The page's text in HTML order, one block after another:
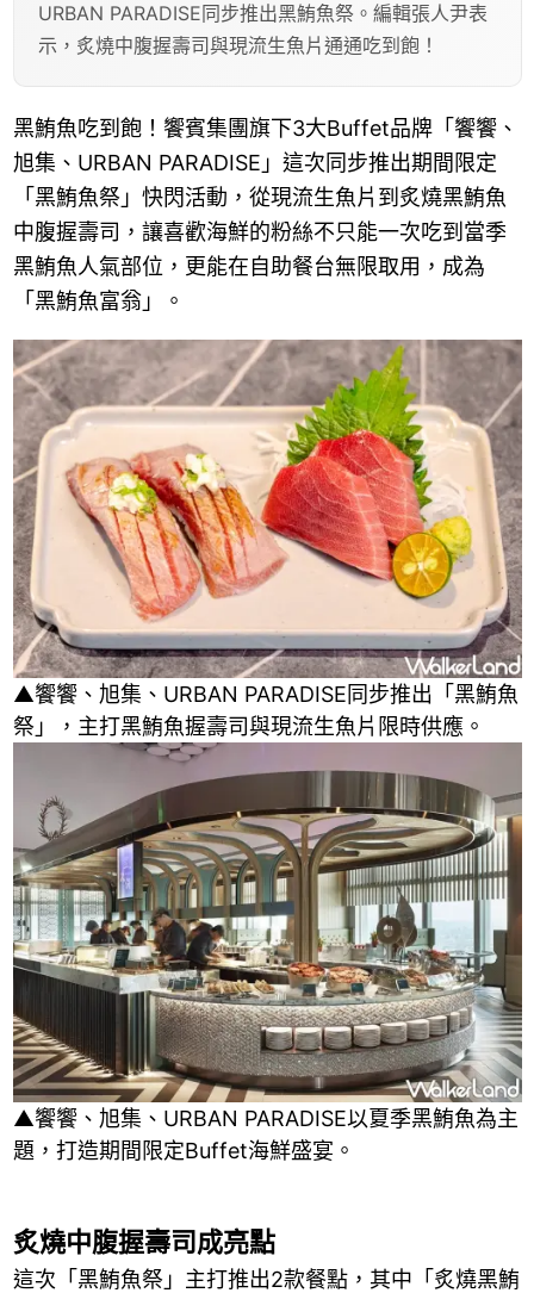
URBAN PARADISE同步推出黑鮪魚祭。編輯張人尹表
示，炙燒中腹握壽司與現流生魚片通通吃到飽！
黑鮪魚吃到飽！饗賓集團旗下3大Buffet品牌「饗饗、
旭集、URBAN PARADISE」這次同步推出期間限定
「黑鮪魚祭」快閃活動，從現流生魚片到炙燒黑鮪魚
中腹握壽司，讓喜歡海鮮的粉絲不只能一次吃到當季
黑鮪魚人氣部位，更能在自助餐台無限取用，成為
「黑鮪魚富翁」。
▲饗饗、旭集、URBAN PARADISE同步推出「黑鮪魚
祭」，主打黑鮪魚握壽司與現流生魚片限時供應。
▲饗饗、旭集、URBAN PARADISE以夏季黑鮪魚為主
題，打造期間限定Buffet海鮮盛宴。
炙燒中腹握壽司成亮點
這次「黑鮪魚祭」主打推出2款餐點，其中「炙燒黑鮪